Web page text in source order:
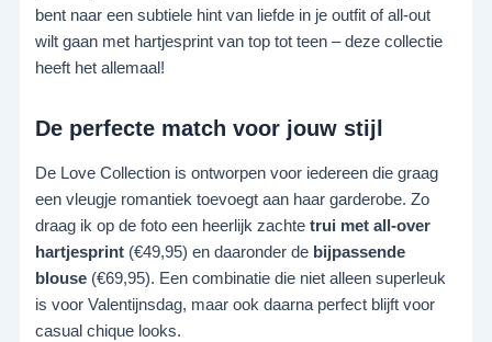
bent naar een subtiele hint van liefde in je outfit of all-out
wilt gaan met hartjesprint van top tot teen – deze collectie
heeft het allemaal!
De perfecte match voor jouw stijl
De Love Collection is ontworpen voor iedereen die graag
een vleugje romantiek toevoegt aan haar garderobe. Zo
draag ik op de foto een heerlijk zachtetrui met all-over
hartjesprint (€49,95) en daaronder de bijpassende
blouse (€69,95). Een combinatie die niet alleen superleuk
is voor Valentijnsdag, maar ook daarna perfect blijft voor
casual chique looks.